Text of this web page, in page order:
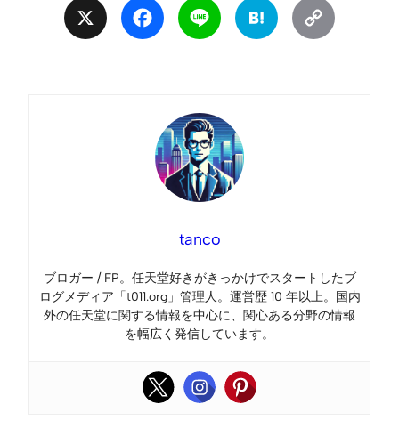
Facebook Line Hatena
tanco
ブロガー / FP。任天堂好きがきっかけでスタートしたブ
ログメディア「t011.org」管理人。運営歴 10 年以上。国内
外の任天堂に関する情報を中心に、関心ある分野の情報
を幅広く発信しています。